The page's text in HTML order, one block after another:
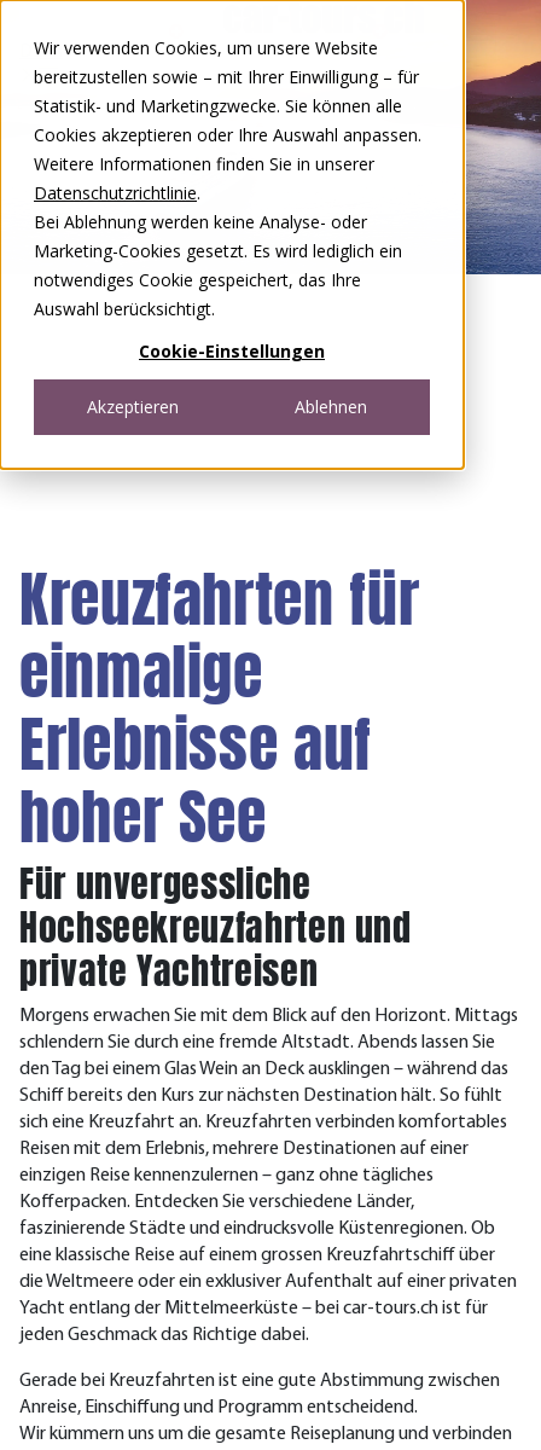
Wir verwenden Cookies, um unsere Website
bereitzustellen sowie – mit Ihrer Einwilligung – für
Statistik- und Marketingzwecke. Sie können alle
Cookies akzeptieren oder Ihre Auswahl anpassen.
Weitere Informationen finden Sie in unserer
Datenschutzrichtlinie.
Bei Ablehnung werden keine Analyse- oder
Marketing-Cookies gesetzt. Es wird lediglich ein
notwendiges Cookie gespeichert, das Ihre
Auswahl berücksichtigt.
Cookie-Einstellungen
Akzeptieren Ablehnen
DEFR
Open menu
Kreuzfahrten für
einmalige
Erlebnisse auf
hoher See
Für unvergessliche
Hochseekreuzfahrten und
private Yachtreisen
Morgens erwachen Sie mit dem Blick auf den Horizont. Mittags
schlendern Sie durch eine fremde Altstadt. Abends lassen Sie
den Tag bei einem Glas Wein an Deck ausklingen – während das
Schiff bereits den Kurs zur nächsten Destination hält. So fühlt
sich eine Kreuzfahrt an. Kreuzfahrten verbinden komfortables
Reisen mit dem Erlebnis, mehrere Destinationen auf einer
einzigen Reise kennenzulernen – ganz ohne tägliches
Kofferpacken. Entdecken Sie verschiedene Länder,
faszinierende Städte und eindrucksvolle Küstenregionen. Ob
eine klassische Reise auf einem grossen Kreuzfahrtschiff über
die Weltmeere oder ein exklusiver Aufenthalt auf einer privaten
Yacht entlang der Mittelmeerküste – bei car-tours.ch ist für
jeden Geschmack das Richtige dabei.
Gerade bei Kreuzfahrten ist eine gute Abstimmung zwischen
Anreise, Einschiffung und Programm entscheidend.
Wir kümmern uns um die gesamte Reiseplanung und verbinden